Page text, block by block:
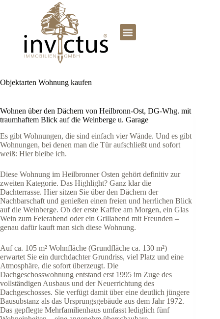
Objektarten Wohnung kaufen
Wohnen über den Dächern von Heilbronn-Ost, DG-Whg. mit
traumhaftem Blick auf die Weinberge u. Garage
Es gibt Wohnungen, die sind einfach vier Wände. Und es gibt
Wohnungen, bei denen man die Tür aufschließt und sofort
weiß: Hier bleibe ich.
Diese Wohnung im Heilbronner Osten gehört definitiv zur
zweiten Kategorie. Das Highlight? Ganz klar die
Dachterrasse. Hier sitzen Sie über den Dächern der
Nachbarschaft und genießen einen freien und herrlichen Blick
auf die Weinberge. Ob der erste Kaffee am Morgen, ein Glas
Wein zum Feierabend oder ein Grillabend mit Freunden –
genau dafür kauft man sich diese Wohnung.
Auf ca. 105 m² Wohnfläche (Grundfläche ca. 130 m²)
erwartet Sie ein durchdachter Grundriss, viel Platz und eine
Atmosphäre, die sofort überzeugt. Die
Dachgeschosswohnung entstand erst 1995 im Zuge des
vollständigen Ausbaus und der Neuerrichtung des
Dachgeschosses. Sie verfügt damit über eine deutlich jüngere
Bausubstanz als das Ursprungsgebäude aus dem Jahr 1972.
Das gepflegte Mehrfamilienhaus umfasst lediglich fünf